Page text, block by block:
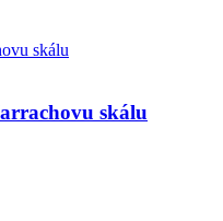
skálu